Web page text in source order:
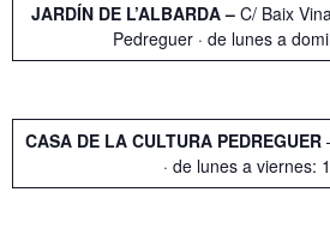
JARDÍN DE L’ALBARDA – C/ Baix
Pedreguer · de lunes a
CASA DE LA CULTURA PEDREGUER
· de lunes a viernes: